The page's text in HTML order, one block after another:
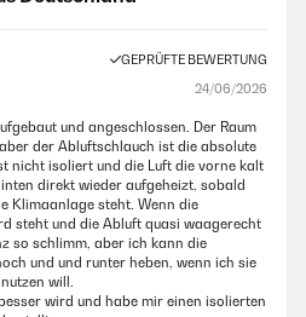
GEPRÜFTE BEWERTUNG
24/06/2026
und angeschlossen. Der Raum
der Abluftschlauch ist die absolute
nicht isoliert und die Luft die vorne kalt
direkt wieder aufgeheizt, sobald
Klimaanlage steht. Wenn die
steht und die Abluft quasi waagerecht
so schlimm, aber ich kann die
und und runter heben, wenn ich sie
will.
wird und habe mir einen isolierten